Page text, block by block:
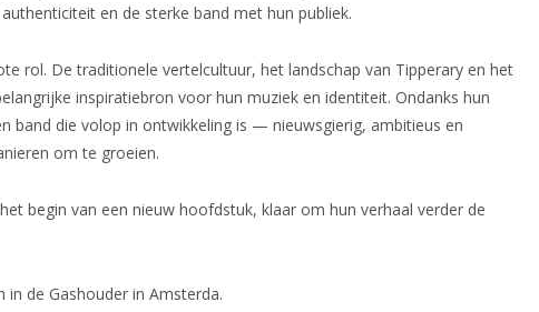
en de sterke band met hun publiek.
rol. De traditionele vertelcultuur, het landschap van Tipperary en het
inspiratiebron voor hun muziek en identiteit. Ondanks hun
band die volop in ontwikkeling is — nieuwsgierig, ambitieus en
om te groeien.
begin van een nieuw hoofdstuk, klaar om hun verhaal verder de
de Gashouder in Amsterda.